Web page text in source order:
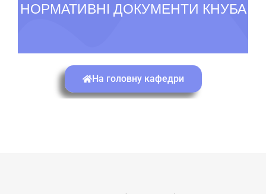
НОРМАТИВНІ ДОКУМЕНТИ КНУБА
На головну кафедри